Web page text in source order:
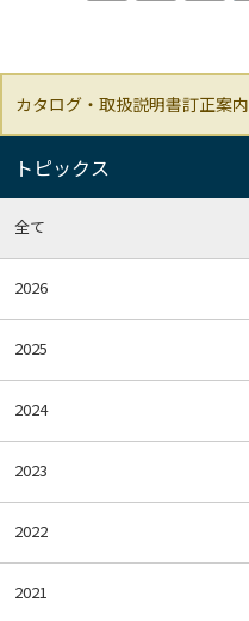
カタログ・取扱説明書訂正案内
トピックス
全て
2026
2025
2024
2023
2022
2021